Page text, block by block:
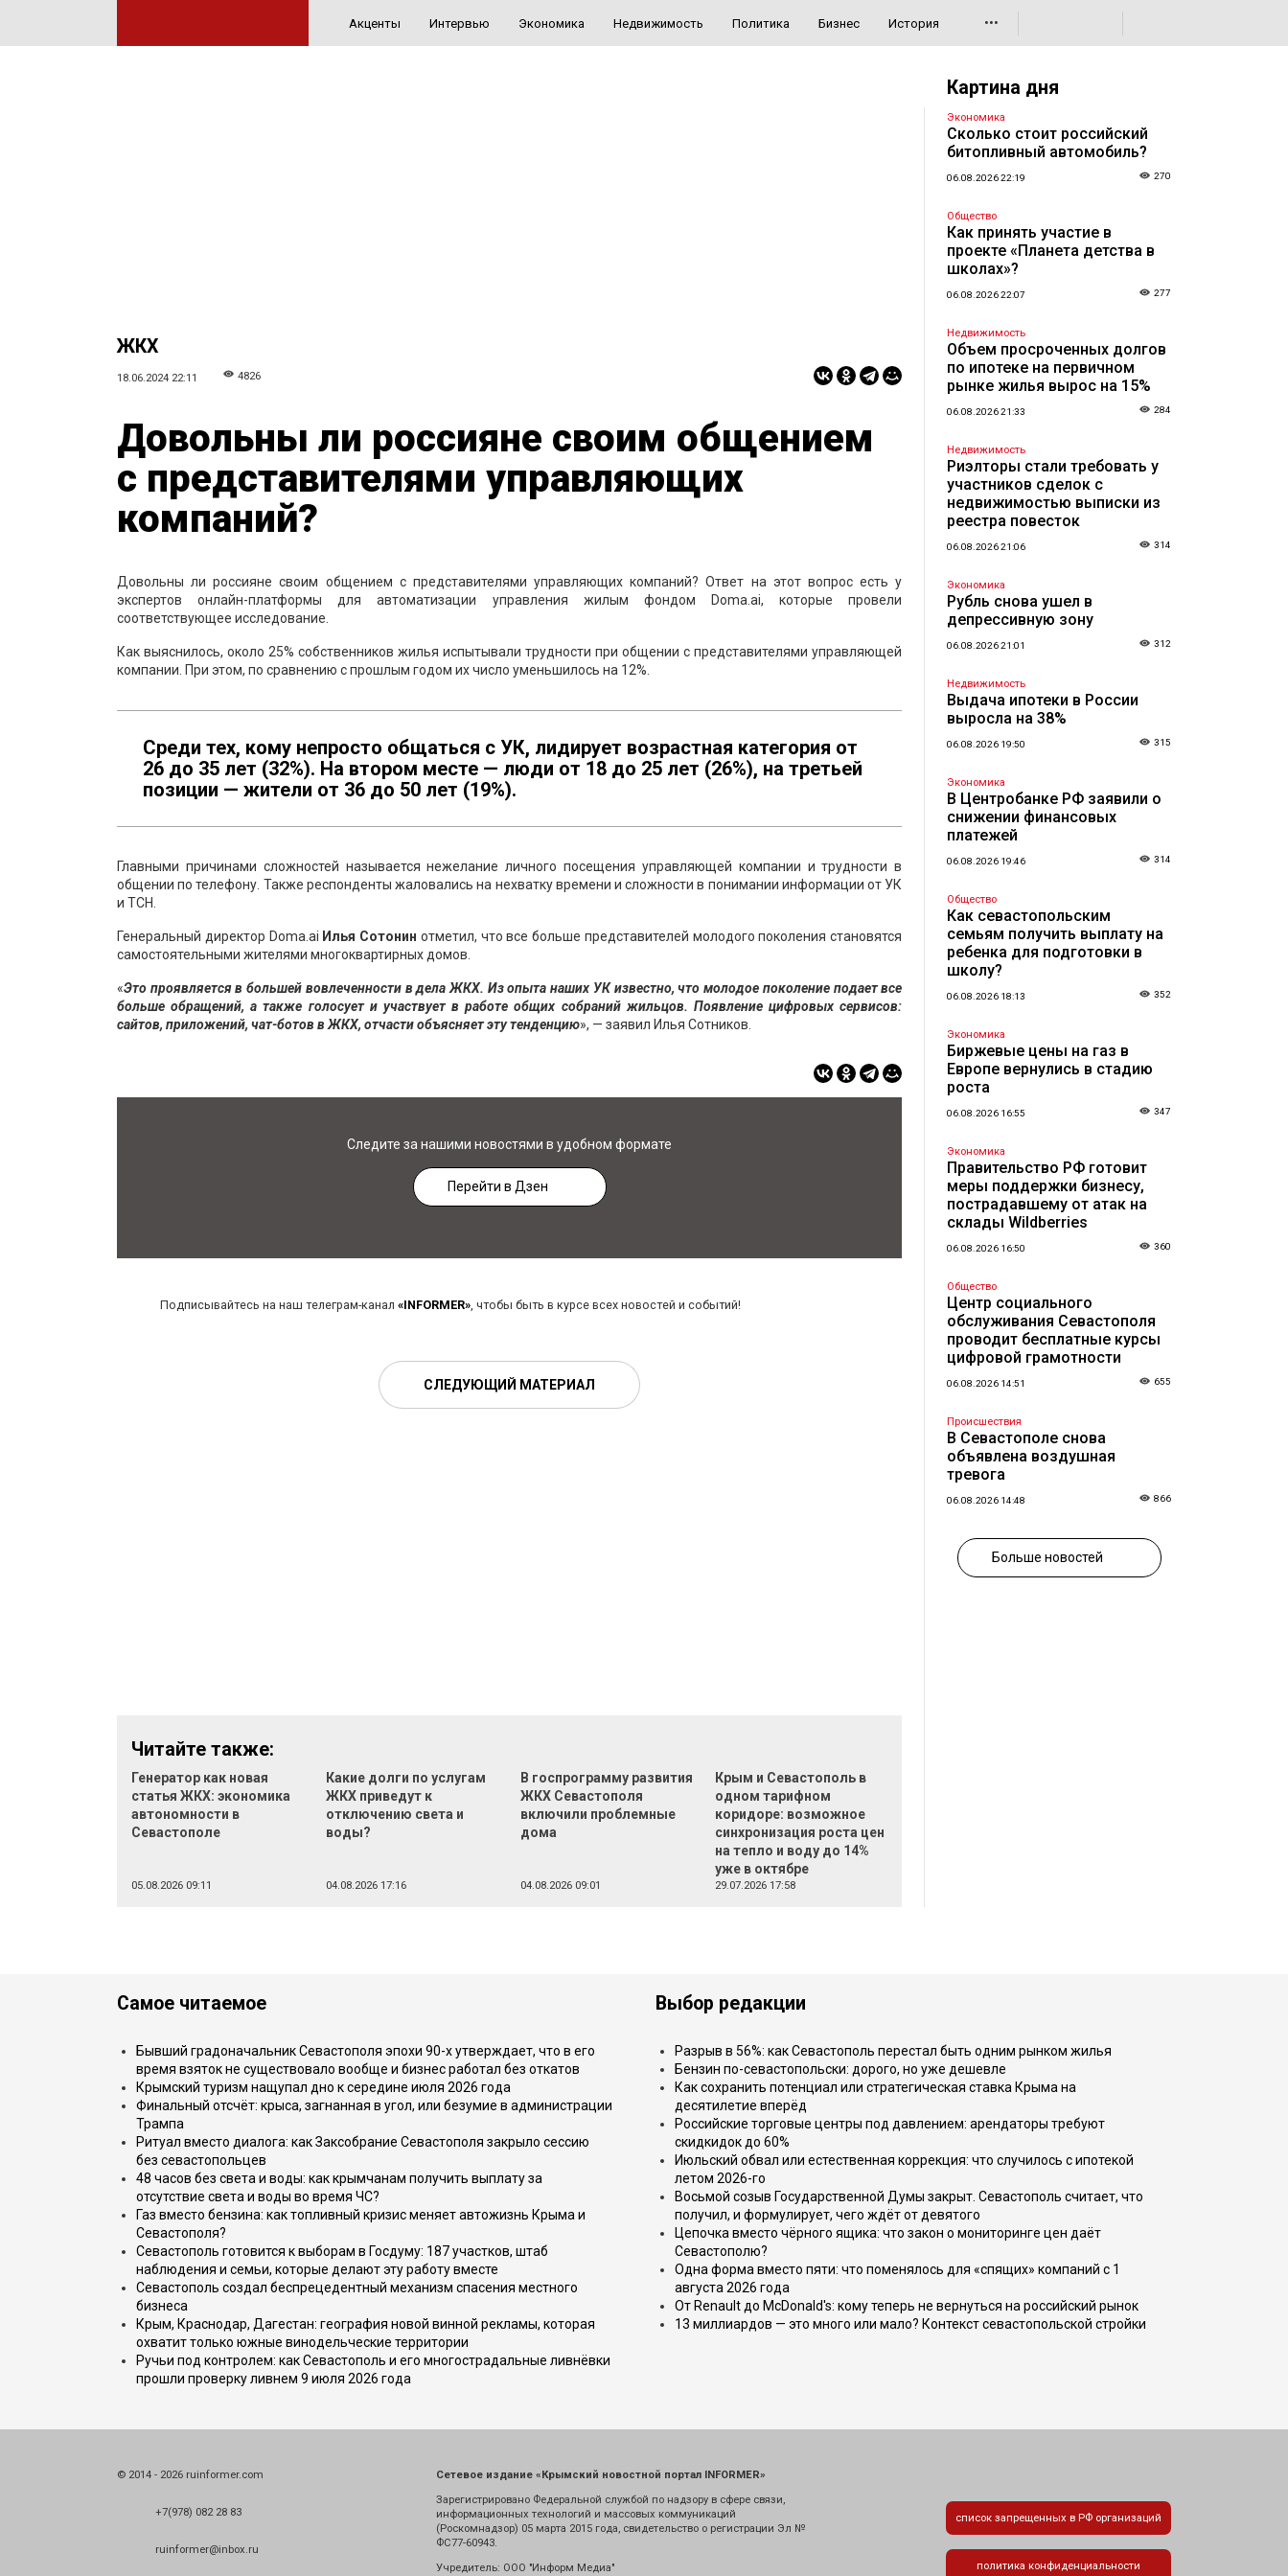
Акценты Интервью Экономика Недвижимость Политика Бизнес История •••
ЖКХ
18.06.2024 22:11 4826
Довольны ли россияне своим общением
с представителями управляющих
компаний?
Довольны ли россияне своим общением с представителями управляющих компаний? Ответ на этот вопрос есть у
экспертов онлайн-платформы для автоматизации управления жилым фондом Doma.ai, которые провели
соответствующее исследование.
Как выяснилось, около 25% собственников жилья испытывали трудности при общении с представителями управляющей
компании. При этом, по сравнению с прошлым годом их число уменьшилось на 12%.
Среди тех, кому непросто общаться с УК, лидирует возрастная категория от
26 до 35 лет (32%). На втором месте — люди от 18 до 25 лет (26%), на третьей
позиции — жители от 36 до 50 лет (19%).
Главными причинами сложностей называется нежелание личного посещения управляющей компании и трудности в
общении по телефону. Также респонденты жаловались на нехватку времени и сложности в понимании информации от УК
и ТСН.
Генеральный директор Doma.ai Илья Сотонин отметил, что все больше представителей молодого поколения становятся
самостоятельными жителями многоквартирных домов.
«Это проявляется в большей вовлеченности в дела ЖКХ. Из опыта наших УК известно, что молодое поколение подает все
больше обращений, а также голосует и участвует в работе общих собраний жильцов. Появление цифровых сервисов:
сайтов, приложений, чат-ботов в ЖКХ, отчасти объясняет эту тенденцию», — заявил Илья Сотников.
Следите за нашими новостями в удобном формате
Перейти в Дзен
Подписывайтесь на наш телеграм-канал «INFORMER», чтобы быть в курсе всех новостей и событий!
СЛЕДУЮЩИЙ МАТЕРИАЛ
Читайте также:
Генератор как новая
статья ЖКХ: экономика
автономности в
Севастополе
05.08.2026 09:11
Какие долги по услугам
ЖКХ приведут к
отключению света и
воды?
04.08.2026 17:16
В госпрограмму развития
ЖКХ Севастополя
включили проблемные
дома
04.08.2026 09:01
Крым и Севастополь в
одном тарифном
коридоре: возможное
синхронизация роста цен
на тепло и воду до 14%
уже в октябре
29.07.2026 17:58
Картина дня
Экономика
Сколько стоит российский
битопливный автомобиль?
06.08.2026 22:19 270
Общество
Как принять участие в
проекте «Планета детства в
школах»?
06.08.2026 22:07 277
Недвижимость
Объем просроченных долгов
по ипотеке на первичном
рынке жилья вырос на 15%
06.08.2026 21:33 284
Недвижимость
Риэлторы стали требовать у
участников сделок с
недвижимостью выписки из
реестра повесток
06.08.2026 21:06 314
Экономика
Рубль снова ушел в
депрессивную зону
06.08.2026 21:01 312
Недвижимость
Выдача ипотеки в России
выросла на 38%
06.08.2026 19:50 315
Экономика
В Центробанке РФ заявили о
снижении финансовых
платежей
06.08.2026 19:46 314
Общество
Как севастопольским
семьям получить выплату на
ребенка для подготовки в
школу?
06.08.2026 18:13 352
Экономика
Биржевые цены на газ в
Европе вернулись в стадию
роста
06.08.2026 16:55 347
Экономика
Правительство РФ готовит
меры поддержки бизнесу,
пострадавшему от атак на
склады Wildberries
06.08.2026 16:50 360
Общество
Центр социального
обслуживания Севастополя
проводит бесплатные курсы
цифровой грамотности
06.08.2026 14:51 655
Происшествия
В Севастополе снова
объявлена воздушная
тревога
06.08.2026 14:48 866
Больше новостей
Самое читаемое
Бывший градоначальник Севастополя эпохи 90-х утверждает, что в его
время взяток не существовало вообще и бизнес работал без откатов
Крымский туризм нащупал дно к середине июля 2026 года
Финальный отсчёт: крыса, загнанная в угол, или безумие в администрации
Трампа
Ритуал вместо диалога: как Заксобрание Севастополя закрыло сессию
без севастопольцев
48 часов без света и воды: как крымчанам получить выплату за
отсутствие света и воды во время ЧС?
Газ вместо бензина: как топливный кризис меняет автожизнь Крыма и
Севастополя?
Севастополь готовится к выборам в Госдуму: 187 участков, штаб
наблюдения и семьи, которые делают эту работу вместе
Севастополь создал беспрецедентный механизм спасения местного
бизнеса
Крым, Краснодар, Дагестан: география новой винной рекламы, которая
охватит только южные винодельческие территории
Ручьи под контролем: как Севастополь и его многострадальные ливнёвки
прошли проверку ливнем 9 июля 2026 года
Выбор редакции
Разрыв в 56%: как Севастополь перестал быть одним рынком жилья
Бензин по-севастопольски: дорого, но уже дешевле
Как сохранить потенциал или стратегическая ставка Крыма на
десятилетие вперёд
Российские торговые центры под давлением: арендаторы требуют
скидкидок до 60%
Июльский обвал или естественная коррекция: что случилось с ипотекой
летом 2026-го
Восьмой созыв Государственной Думы закрыт. Севастополь считает, что
получил, и формулирует, чего ждёт от девятого
Цепочка вместо чёрного ящика: что закон о мониторинге цен даёт
Севастополю?
Одна форма вместо пяти: что поменялось для «спящих» компаний с 1
августа 2026 года
От Renault до McDonald's: кому теперь не вернуться на российский рынок
13 миллиардов — это много или мало? Контекст севастопольской стройки
© 2014 - 2026 ruinformer.com
+7(978) 082 28 83
ruinformer@inbox.ru
Сетевое издание «Крымский новостной портал INFORMER»
Зарегистрировано Федеральной службой по надзору в сфере связи,
информационных технологий и массовых коммуникаций
(Роскомнадзор) 05 марта 2015 года, свидетельство о регистрации Эл №
ФС77-60943.
Учредитель: ООО "Информ Медиа"
список запрещенных в РФ организаций
политика конфиденциальности